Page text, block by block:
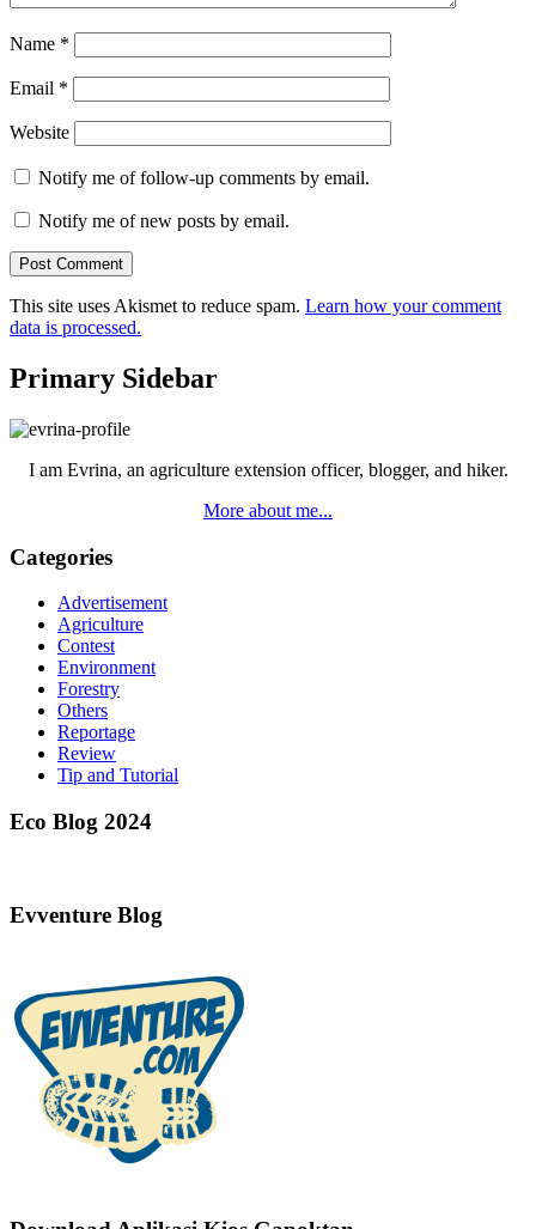
Name *
Email *
Website
Notify me of follow-up comments by email.
Notify me of new posts by email.
This site uses Akismet to reduce spam. Learn how your comment
data is processed.
Primary Sidebar
I am Evrina, an agriculture extension officer, blogger, and hiker.
More about me...
Categories
Advertisement
Agriculture
Contest
Environment
Forestry
Others
Reportage
Review
Tip and Tutorial
Eco Blog 2024
Evventure Blog